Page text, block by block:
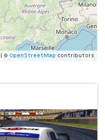
© OpenStreetMap contributors